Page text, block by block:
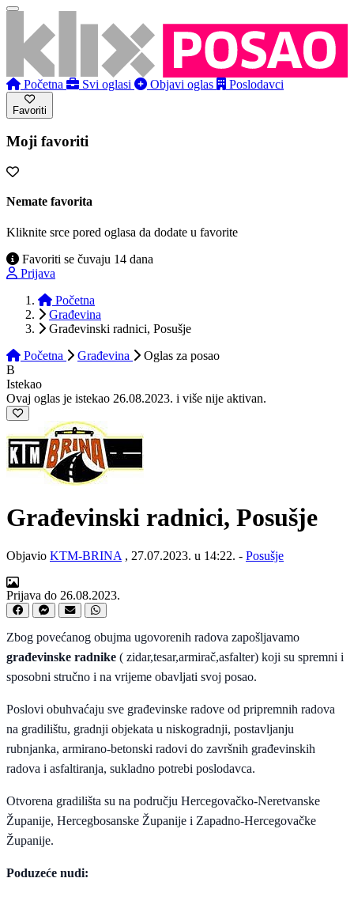
Početna Svi oglasi Objavi oglas Poslodavci
Favoriti
Moji favoriti
Nemate favorita
Kliknite srce pored oglasa da dodate u favorite
Favoriti se čuvaju 14 dana
Prijava
Početna
Građevina
Građevinski radnici, Posušje
Početna
Građevina Oglas za posao
B
Istekao
Ovaj oglas je istekao 26.08.2023. i više nije aktivan.
Građevinski radnici, Posušje
Objavio KTM-BRINA , 27.07.2023. u 14:22. - Posušje
Prijava do 26.08.2023.
Zbog povećanog obujma ugovorenih radova zapošljavamo
građevinske radnike ( zidar,tesar,armirač,asfalter) koji su spremni i
sposobni stručno i na vrijeme obavljati svoj posao.
Poslovi obuhvaćaju sve građevinske radove od pripremnih radova
na gradilištu, gradnji objekata u niskogradnji, postavljanju
rubnjanka, armirano-betonski radovi do završnih građevinskih
radova i asfaltiranja, sukladno potrebi poslodavca.
Otvorena gradilišta su na području Hercegovačko-Neretvanske
Županije, Hercegbosanske Županije i Zapadno-Hercegovačke
Županije.
Poduzeće nudi: